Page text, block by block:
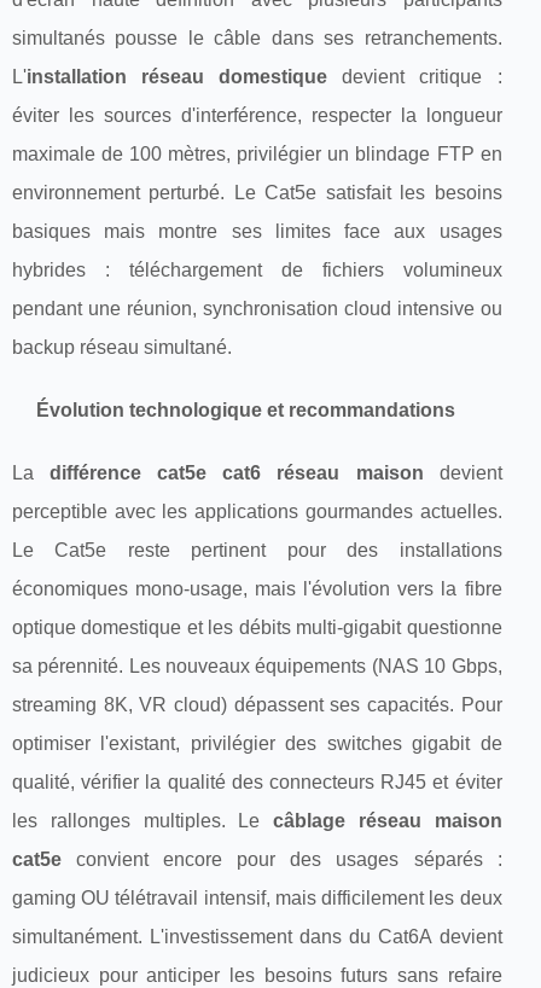
simultanés pousse le câble dans ses retranchements.
L'installation réseau domestique devient critique :
éviter les sources d'interférence, respecter la longueur
maximale de 100 mètres, privilégier un blindage FTP en
environnement perturbé. Le Cat5e satisfait les besoins
basiques mais montre ses limites face aux usages
hybrides : téléchargement de fichiers volumineux
pendant une réunion, synchronisation cloud intensive ou
backup réseau simultané.
Évolution technologique et recommandations
Ladifférence cat5e cat6 réseau maison devient
perceptible avec les applications gourmandes actuelles.
Le Cat5e reste pertinent pour des installations
économiques mono-usage, mais l'évolution vers la fibre
optique domestique et les débits multi-gigabit questionne
sa pérennité. Les nouveaux équipements (NAS 10 Gbps,
streaming 8K, VR cloud) dépassent ses capacités. Pour
optimiser l'existant, privilégier des switches gigabit de
qualité, vérifier la qualité des connecteurs RJ45 et éviter
les rallonges multiples. Lecâblage réseau maison
cat5e convient encore pour des usages séparés :
gaming OU télétravail intensif, mais difficilement les deux
simultanément. L'investissement dans du Cat6A devient
judicieux pour anticiper les besoins futurs sans refaire